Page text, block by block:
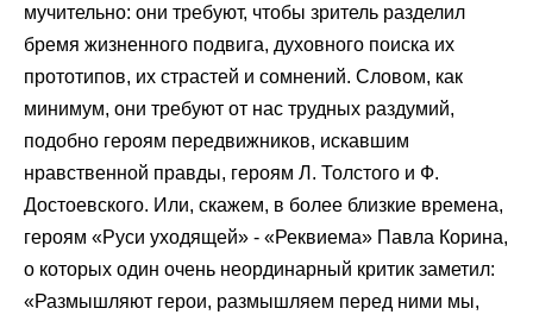
мучительно: они требуют, чтобы зритель разделил
бремя жизненного подвига, духовного поиска их
прототипов, их страстей и сомнений. Словом, как
минимум, они требуют от нас трудных раздумий,
подобно героям передвижников, искавшим
нравственной правды, героям Л. Толстого и Ф.
Достоевского. Или, скажем, в более близкие времена,
героям «Руси уходящей» - «Реквиема» Павла Корина,
о которых один очень неординарный критик заметил:
«Размышляют герои, размышляем перед ними мы,